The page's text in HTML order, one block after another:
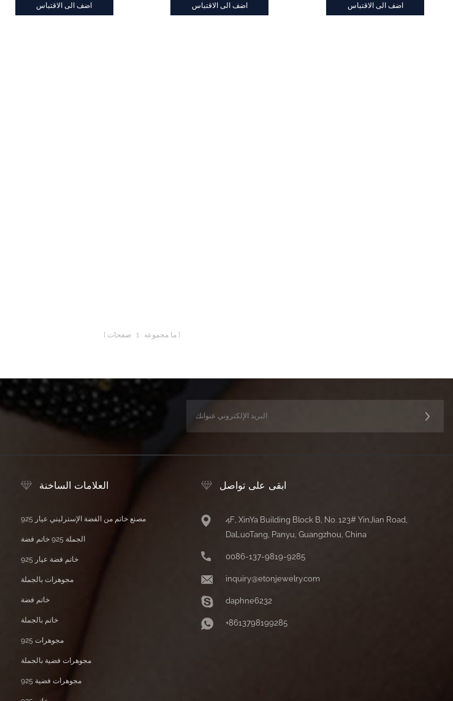
اضف الى الاقتباس اضف الى الاقتباس اضف الى الاقتباس
ما مجموعه 1 صفحات
العلامات الساخنة
مصنع خاتم من الفضة الإسترليني عيار 925
الجملة 925 خاتم فضة
خاتم فضة عيار 925
مجوهرات بالجملة
خاتم فضة
خاتم بالجملة
مجوهرات 925
مجوهرات فضية بالجملة
مجوهرات فضية 925
ابقى على تواصل
4F, XinYa Building Block B, No. 123# YinJian Road,
DaLuoTang, Panyu, Guangzhou, China
0086-137-9819-9285
inquiry@etonjewelry.com
daphne6232
+8613798199285